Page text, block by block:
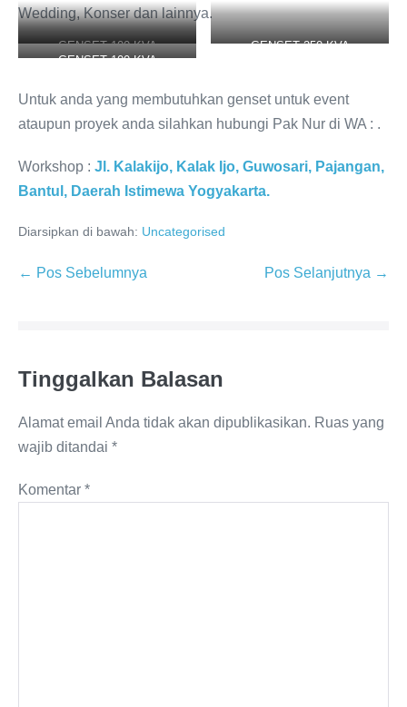
Wedding, Konser dan lainnya.
GENSET 100 KVA
GENSET 250 KVA
GENSET 100 KVA
Untuk anda yang membutuhkan genset untuk event
ataupun proyek anda silahkan hubungi Pak Nur di WA : .
Workshop : Jl. Kalakijo, Kalak Ijo, Guwosari, Pajangan,
Bantul, Daerah Istimewa Yogyakarta.
Diarsipkan di bawah: Uncategorised
← Pos Sebelumnya Pos Selanjutnya →
Tinggalkan Balasan
Alamat email Anda tidak akan dipublikasikan. Ruas yang
wajib ditandai *
Komentar *